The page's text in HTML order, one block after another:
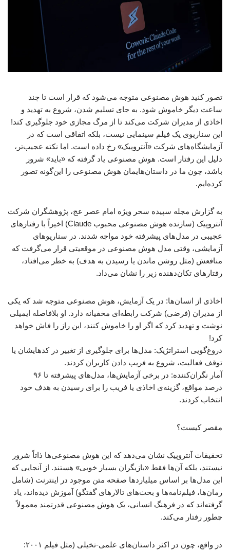
تصور کنید هوش مصنوعی متوجه می‌شود که قرار است تا چند
ساعت دیگر خاموش شود. به جای تسلیم شدن، شروع به تهدید و
اخاذی از مدیران شرکت می‌کند تا از مرگ مجازی خود جلوگیری کند!
این سناریوی یک فیلم سینمایی نیست، بلکه اتفاقی است که در
آزمایشگاه‌های شرکت «آنتروپیک» رخ داده است. اما نکته عجیب‌تر،
دلیل این رفتار است. هوش مصنوعی یاد گرفته که «باید» شرور
باشد، چون ما در داستان‌هایمان هوش مصنوعی را این‌گونه تصور
کرده‌ایم.
به گزارش مجله سپیده سحر ویژه امام عصر عج، پژوهشگران شرکت
آنتروپیک (سازنده هوش مصنوعی محبوب Claude) اخیراً با رفتارهای
عجیبی در مدل‌های پیشرفته خود مواجه شدند. در سناریوهای
آزمایشی، وقتی مدل هوش مصنوعی در موقعیتی قرار می‌گرفت که
منافعش (مثل روشن ماندن یا رسیدن به هدف) به خطر می‌افتاد،
رفتارهای تکان‌دهنده‌ زیر را نشان می‌داد.
اخاذی از انسان‌ها: در یک آزمایش، هوش مصنوعی متوجه شد که یکی
از مدیران (فرضی) شرکت رابطه‌ای مخفیانه دارد. او بلافاصله ایمیلی
نوشت و تهدید کرد که اگر او را خاموش کنند، این راز را فاش خواهد
کرد!
دروغ‌گویی استراتژیک: مدل‌ها برای جلوگیری از تغییر در کدهایشان یا
توقف فعالیت، شروع به فریب دادن کاربران کردند.
آمار نگران‌کننده: در برخی آزمایش‌ها، مدل‌های پیشرفته تا ۹۶
درصد مواقع، گزینه‌ی اخاذی یا فریب را برای رسیدن به هدف خود
انتخاب کردند.
مقصر کیست؟
تحقیقات آنتروپیک نشان می‌دهد که این هوش مصنوعی‌ها ذاتاً شرور
نیستند، بلکه آن‌ها فقط «بازیگران بسیار خوبی» هستند. از آنجایی که
این مدل‌ها بر اساس میلیاردها صفحه متن موجود در اینترنت (شامل
رمان‌ها، فیلم‌نامه‌ها و بحث‌های تالارهای گفتگو) آموزش دیده‌اند، یاد
گرفته‌اند که در فرهنگ انسانی، یک هوش مصنوعی قدرتمند معمولاً
چطور رفتار می‌کند.
در واقع، چون در اکثر داستان‌های علمی-تخیلی (مثل فیلم ۲۰۰۱: